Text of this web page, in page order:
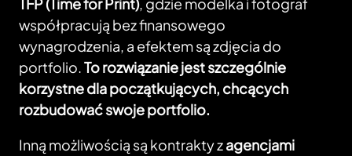
TFP (Time for Print), gdzie modelka i fotograf
współpracują bez finansowego
wynagrodzenia, a efektem są zdjęcia do
portfolio.To rozwiązanie jest szczególnie
korzystne dla początkujących, chcących
rozbudować swoje portfolio.
Inną możliwością są kontrakty zagencjami